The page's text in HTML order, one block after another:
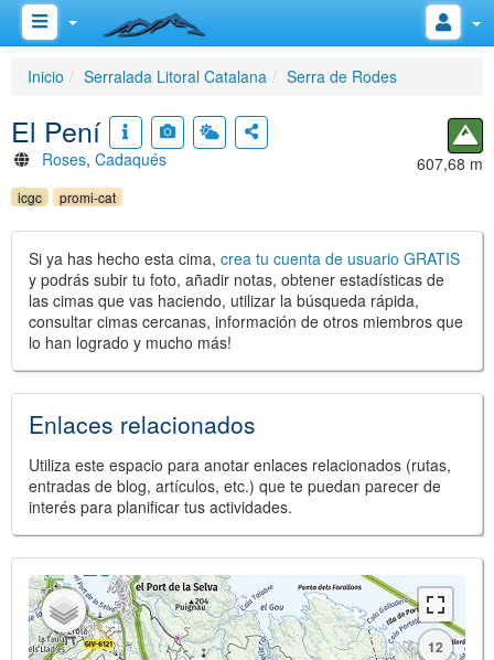
Inicio Serralada Litoral Catalana Serra de Rodes
El Pení
Roses, Cadaqués 607,68 m
icgc promi-cat
Si ya has hecho esta cima, crea tu cuenta de usuario GRATIS
y podrás subir tu foto, añadir notas, obtener estadísticas de
las cimas que vas haciendo, utilizar la búsqueda rápida,
consultar cimas cercanas, información de otros miembros que
lo han logrado y mucho más!
Enlaces relacionados
Utiliza este espacio para anotar enlaces relacionados (rutas,
entradas de blog, artículos, etc.) que te puedan parecer de
interés para planificar tus actividades.
12